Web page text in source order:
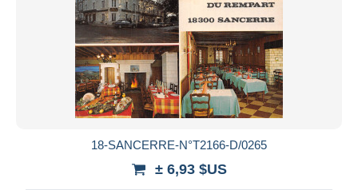
18-SANCERRE-N°T2166-D/0265
± 6,93 $US